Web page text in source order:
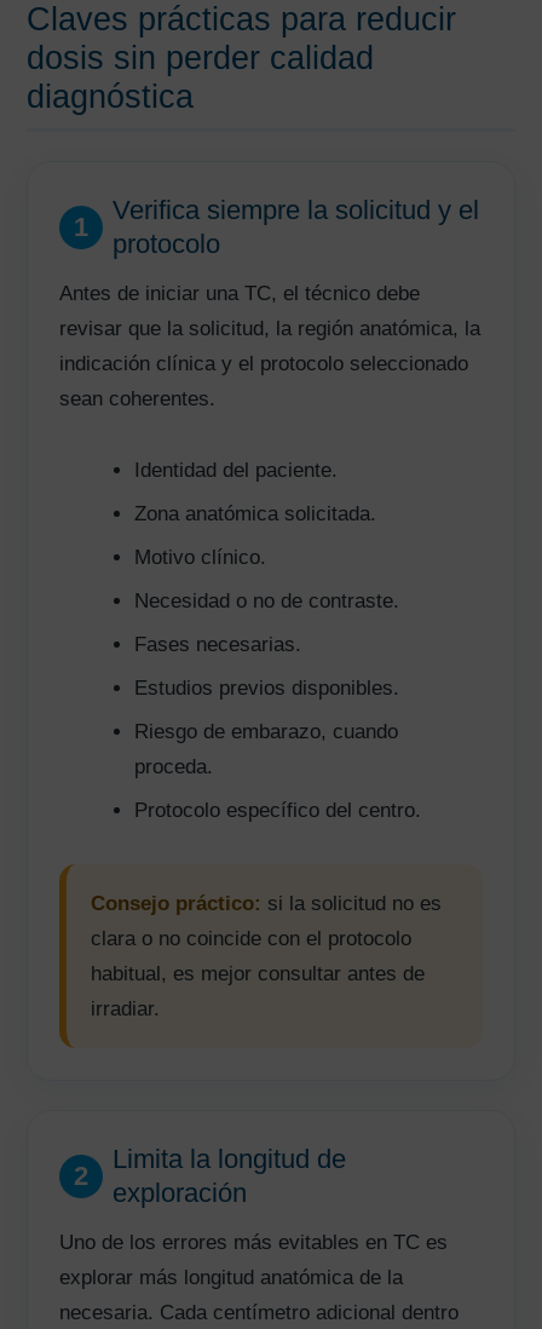
Claves prácticas para reducir
dosis sin perder calidad
diagnóstica
1
Verifica siempre la solicitud y el
protocolo
Antes de iniciar una TC, el técnico debe
revisar que la solicitud, la región anatómica, la
indicación clínica y el protocolo seleccionado
sean coherentes.
Identidad del paciente.
Zona anatómica solicitada.
Motivo clínico.
Necesidad o no de contraste.
Fases necesarias.
Estudios previos disponibles.
Riesgo de embarazo, cuando
proceda.
Protocolo específico del centro.
Consejo práctico: si la solicitud no es
clara o no coincide con el protocolo
habitual, es mejor consultar antes de
irradiar.
2
Limita la longitud de
exploración
Uno de los errores más evitables en TC es
explorar más longitud anatómica de la
necesaria. Cada centímetro adicional dentro